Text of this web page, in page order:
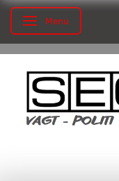
Skifte navigation
Menu